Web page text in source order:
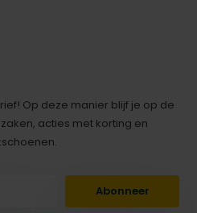
Op deze manier blijf je op de
acties met korting en
Abonneer